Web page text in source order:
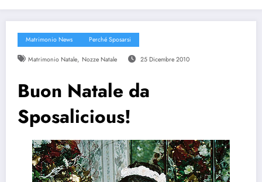
Matrimonio News Perché Sposarsi
Matrimonio Natale, Nozze Natale 25 Dicembre 2010
Buon Natale da
Sposalicious!